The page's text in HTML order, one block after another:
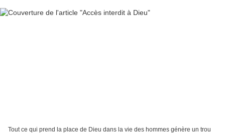
Tout ce qui prend la place de Dieu dans la vie des hommes génère un trou